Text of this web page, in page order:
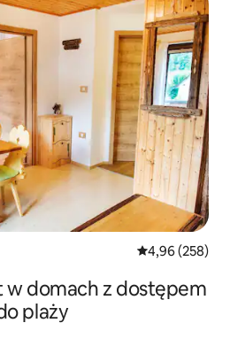
Wybór gości
Średnia
4,96 (258)
w domach z dostępem
plaży